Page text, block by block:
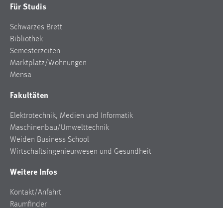
Für Studis
Schwarzes Brett
Bibliothek
Semesterzeiten
Marktplatz/Wohnungen
Mensa
Fakultäten
Elektrotechnik, Medien und Informatik
Maschinenbau/Umwelttechnik
Weiden Business School
Wirtschaftsingenieurwesen und Gesundheit
Weitere Infos
Kontakt/Anfahrt
Raumfinder